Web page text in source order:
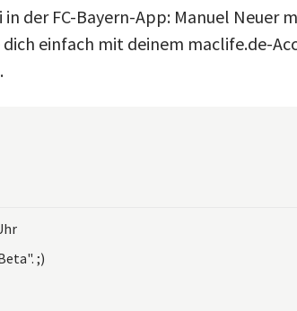
der FC-Bayern-App: Manuel Neuer
einfach mit deinem maclife.de-
;)